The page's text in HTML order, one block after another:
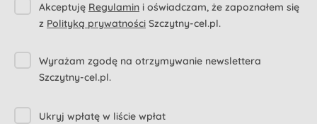
Akceptuję Regulamin i oświadczam, że zapoznałem się
z Polityką prywatności Szczytny-cel.pl.
Wyrażam zgodę na otrzymywanie newslettera
Szczytny-cel.pl.
Ukryj wpłatę w liście wpłat